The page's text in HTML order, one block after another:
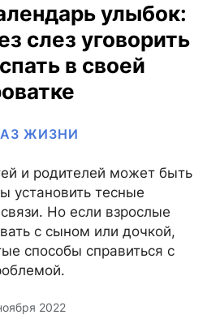
улыбок:
слез уговорить
в своей
ЖИЗНИ
и родителей может быть
установить тесные
Но если взрослые
с сыном или дочкой,
способы справиться с
2022